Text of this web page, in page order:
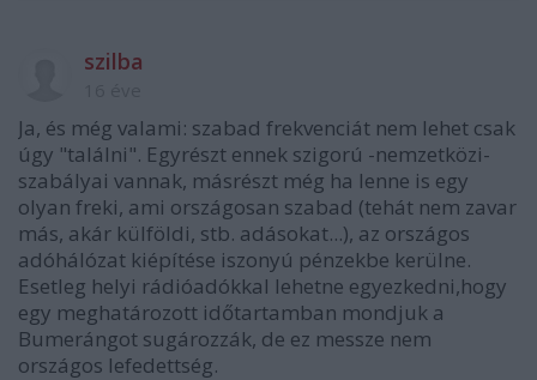
szilba
Ja, és még valami: szabad frekvenciát nem lehet csak
úgy "találni". Egyrészt ennek szigorú -nemzetközi-
szabályai vannak, másrészt még ha lenne is egy
olyan freki, ami országosan szabad (tehát nem zavar
más, akár külföldi, stb. adásokat...), az országos
adóhálózat kiépítése iszonyú pénzekbe kerülne.
Esetleg helyi rádióadókkal lehetne egyezkedni,hogy
egy meghatározott időtartamban mondjuk a
Bumerángot sugározzák, de ez messze nem
országos lefedettség.